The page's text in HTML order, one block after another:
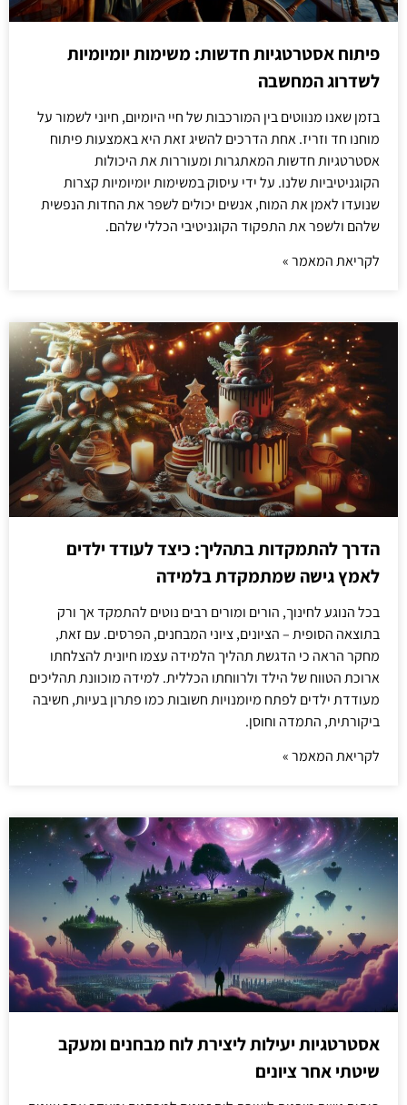
פיתוח אסטרטגיות חדשות: משימות יומיומיות
לשדרוג המחשבה
בזמן שאנו מנווטים בין המורכבות של חיי היומיום, חיוני לשמור על
מוחנו חד וזריז. אחת הדרכים להשיג זאת היא באמצעות פיתוח
אסטרטגיות חדשות המאתגרות ומעוררות את היכולות
הקוגניטיביות שלנו. על ידי עיסוק במשימות יומיומיות קצרות
שנועדו לאמן את המוח, אנשים יכולים לשפר את החדות הנפשית
שלהם ולשפר את התפקוד הקוגניטיבי הכללי שלהם.
לקריאת המאמר »
הדרך להתמקדות בתהליך: כיצד לעודד ילדים
לאמץ גישה שמתמקדת בלמידה
בכל הנוגע לחינוך, הורים ומורים רבים נוטים להתמקד אך ורק
בתוצאה הסופית – הציונים, ציוני המבחנים, הפרסים. עם זאת,
מחקר הראה כי הדגשת תהליך הלמידה עצמו חיונית להצלחתו
ארוכת הטווח של הילד ולרווחתו הכללית. למידה מוכוונת תהליכים
מעודדת ילדים לפתח מיומנויות חשובות כמו פתרון בעיות, חשיבה
ביקורתית, התמדה וחוסן.
לקריאת המאמר »
אסטרטגיות יעילות ליצירת לוח מבחנים ומעקב
שיטתי אחר ציונים